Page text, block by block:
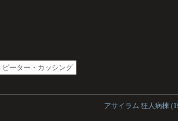
ピーター・カッシング
アサイラム 狂人病棟